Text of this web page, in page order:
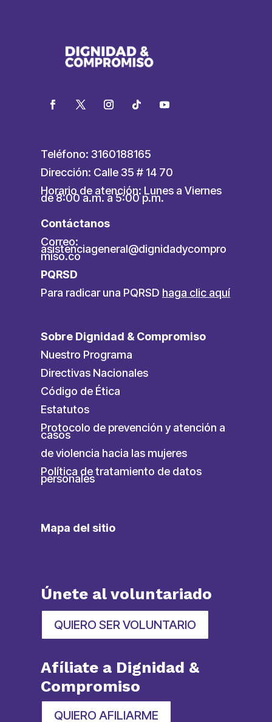
Teléfono: 3160188165
Dirección: Calle 35 # 14 70
Horario de atención: Lunes a Viernes
de 8:00 a.m. a 5:00 p.m.
Contáctanos
Correo:
asistenciageneral@dignidadycompro
miso.co
PQRSD
Para radicar una PQRSD haga clic aquí
Sobre Dignidad & Compromiso
Nuestro Programa
Directivas Nacionales
Código de Ética
Estatutos
Protocolo de prevención y atención a
casos
de violencia hacia las mujeres
Política de tratamiento de datos
personales
Mapa del sitio
Únete al voluntariado
QUIERO SER VOLUNTARIO
Afíliate a Dignidad &
Compromiso
QUIERO AFILIARME